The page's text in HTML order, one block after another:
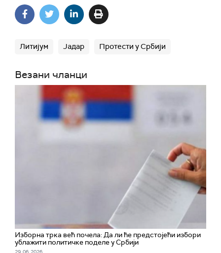
Литијум Јадар Протести у Србији
Везани чланци
Изборна трка већ почела: Да ли ће предстојећи избори
ублажити политичке поделе у Србији